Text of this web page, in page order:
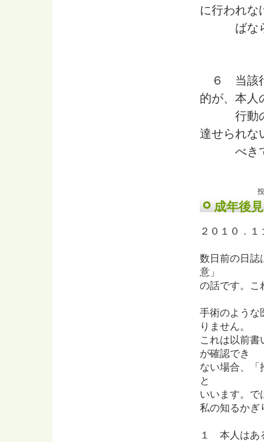
に行われな
ばなら
６ 当該行
的が、本人
行動の自
達せられな
べきで
成年後
２０１０．
数日前の日誌
意」
の話です。こ
手術のような
りません。
これは以前書
が確認でき
ない場合、「
と
いいます。で
私の知るかぎ
１ 本人はあ